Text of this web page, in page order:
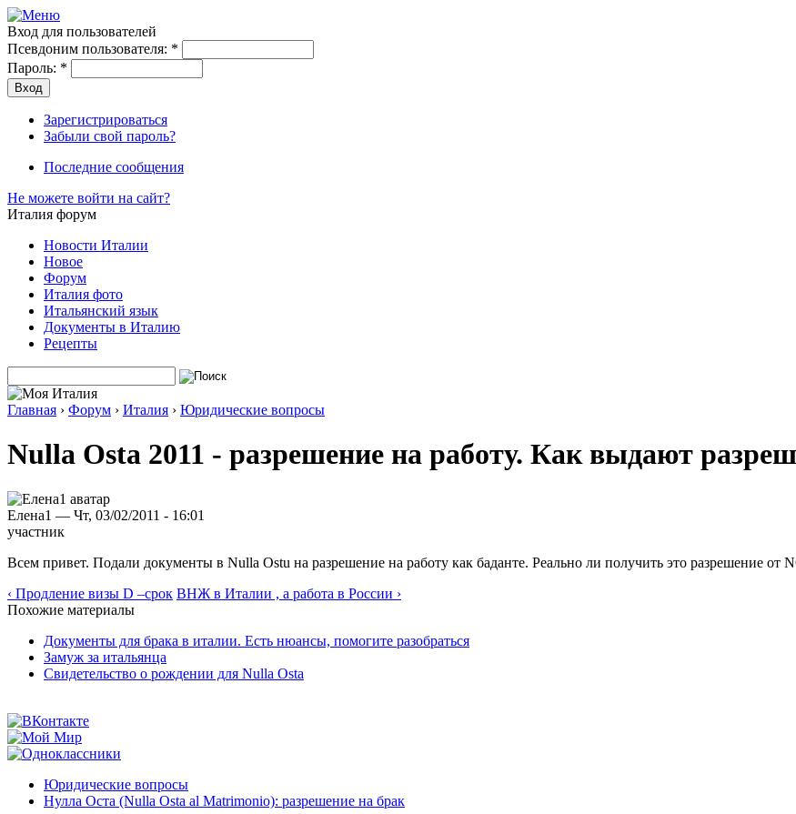
Вход для пользователей
Псевдоним пользователя: *
Пароль: *
Зарегистрироваться
Забыли свой пароль?
Последние сообщения
Не можете войти на сайт?
Италия форум
Новости Италии
Новое
Форум
Италия фото
Итальянский язык
Документы в Италию
Рецепты
Главная › Форум › Италия › Юридические вопросы
Nulla Osta 2011 - разрешение на работу. Как выдают
Елена1 — Чт, 03/02/2011 - 16:01
участник
Всем привет. Подали документы в Nulla Ostu на разрешение на работу как баданте. Реально ли получить это разрешение от
‹ Продление визы D –срок ВНЖ в Италии , а работа в России ›
Похожие материалы
Документы для брака в италии. Есть нюансы, помогите разобраться
Замуж за итальянца
Свидетельство о рождении для Nulla Osta
Юридические вопросы
Нулла Оста (Nulla Osta al Matrimonio): разрешение на брак